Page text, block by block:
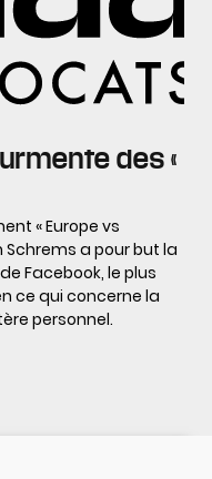
des «
« Europe vs
Schrems a pour but la
Facebook, le plus
ce qui concerne la
personnel.